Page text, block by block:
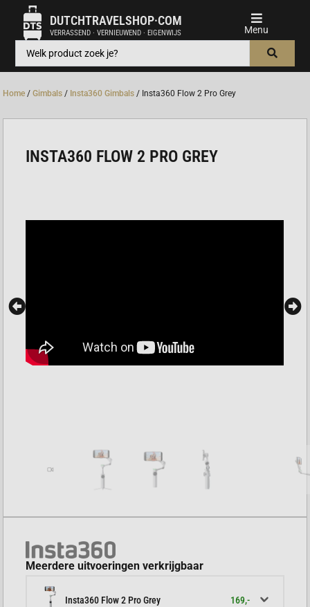
DUTCHTRAVELSHOP·COM
VERRASSEND · VERNIEUWEND · EIGENWIJS
Home /Gimbals / Insta360 Gimbals / Insta360 Flow 2 Pro Grey
INSTA360 FLOW 2 PRO GREY
Meerdere uitvoeringen verkrijgbaar
Insta360 Flow 2 Pro Grey 169,-